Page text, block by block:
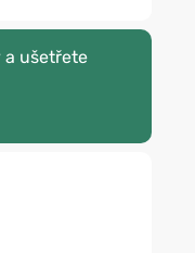
a ušetřete